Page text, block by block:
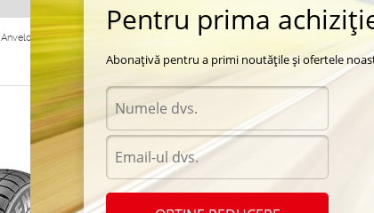
Anvelope de iarna Kumho I Zen Wis KW17 Kumho I Zen Wis KW17 205/50 R17
Pentru prima
Abonațivă pentru a primi noutățile și ofertele